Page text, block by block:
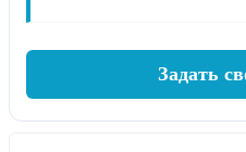
Задать